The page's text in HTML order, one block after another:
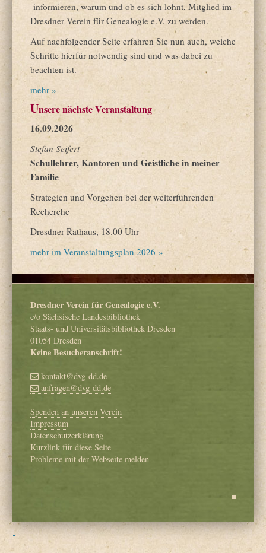
informieren, warum und ob es sich lohnt, Mitglied im
Dresdner Verein für Genealogie e.V. zu werden.
Auf nachfolgender Seite erfahren Sie nun auch, welche
Schritte hierfür notwendig sind und was dabei zu
beachten ist.
mehr »
Unsere nächste Veranstaltung
16.09.2026
Stefan Seifert
Schullehrer, Kantoren und Geistliche in meiner
Familie
Strategien und Vorgehen bei der weiterführenden
Recherche
Dresdner Rathaus, 18.00 Uhr
mehr im Veranstaltungsplan 2026 »
Dresdner Verein für Genealogie e.V.
c/o Sächsische Landesbibliothek
Staats- und Universitätsbibliothek Dresden
01054 Dresden
Keine Besucheranschrift!
kontakt@dvg-dd.de
anfragen@dvg-dd.de
Spenden an unseren Verein
Impressum
Datenschutzerklärung
Kurzlink für diese Seite
Probleme mit der Webseite melden